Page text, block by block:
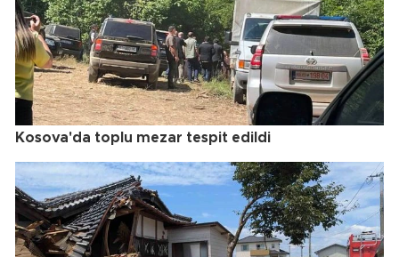
Kosova'da toplu mezar tespit edildi